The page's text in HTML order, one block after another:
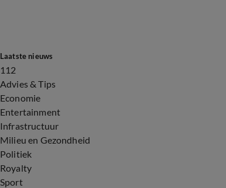
Laatste nieuws
112
Advies & Tips
Economie
Entertainment
Infrastructuur
Milieu en Gezondheid
Politiek
Royalty
Sport